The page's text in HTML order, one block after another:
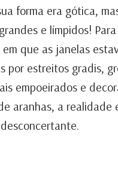
forma era gótica,
e límpidos!
que as janelas
por estreitos gradis,
empoeirados e
aranhas, a realidade
desconcertante.